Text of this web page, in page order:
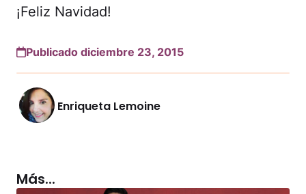
¡Feliz Navidad!
Publicado diciembre 23, 2015
Enriqueta Lemoine
Más...